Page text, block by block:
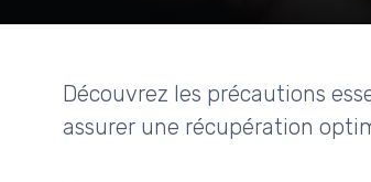
Découvrez les précautions
assurer une récupération